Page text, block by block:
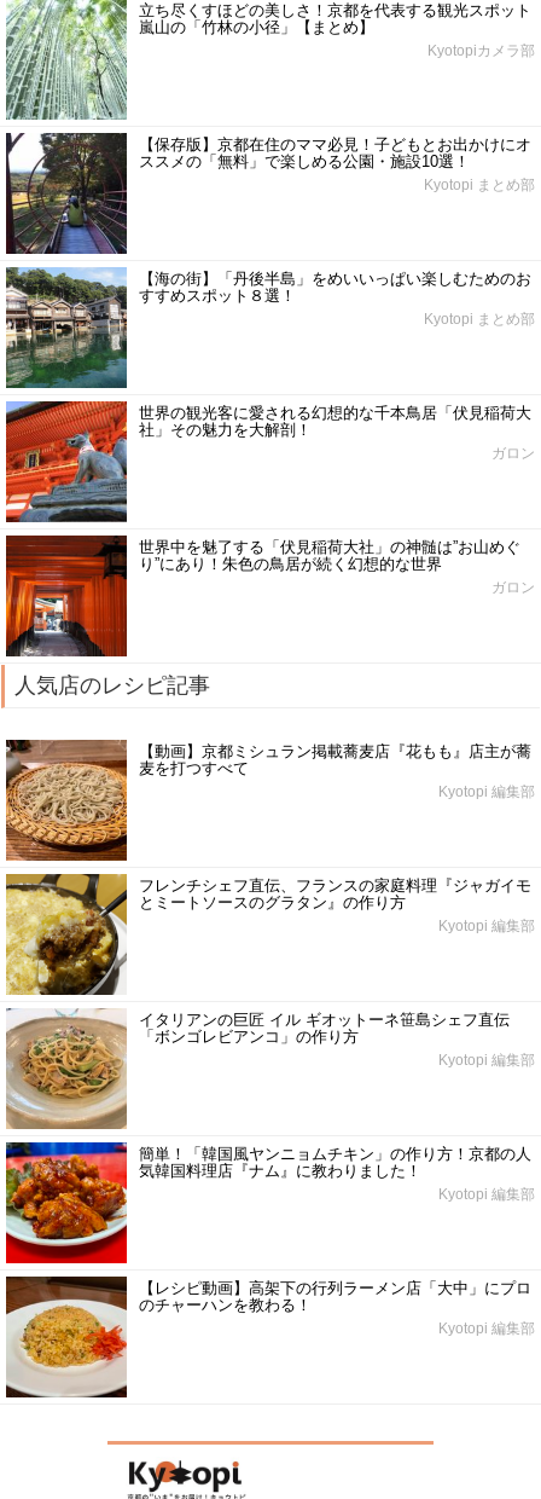
立ち尽くすほどの美しさ！京都を代表する観光スポット
嵐山の「竹林の小径」【まとめ】
Kyotopiカメラ部
【保存版】京都在住のママ必見！子どもとお出かけにオ
ススメの「無料」で楽しめる公園・施設10選！
Kyotopi まとめ部
【海の街】「丹後半島」をめいいっぱい楽しむためのお
すすめスポット８選！
Kyotopi まとめ部
世界の観光客に愛される幻想的な千本鳥居「伏見稲荷大
社」その魅力を大解剖！
ガロン
世界中を魅了する「伏見稲荷大社」の神髄は”お山めぐ
り”にあり！朱色の鳥居が続く幻想的な世界
ガロン
人気店のレシピ記事
【動画】京都ミシュラン掲載蕎麦店『花もも』店主が蕎
麦を打つすべて
Kyotopi 編集部
フレンチシェフ直伝、フランスの家庭料理『ジャガイモ
とミートソースのグラタン』の作り方
Kyotopi 編集部
イタリアンの巨匠 イル ギオットーネ笹島シェフ直伝
「ボンゴレビアンコ」の作り方
Kyotopi 編集部
簡単！「韓国風ヤンニョムチキン」の作り方！京都の人
気韓国料理店『ナム』に教わりました！
Kyotopi 編集部
【レシピ動画】高架下の行列ラーメン店「大中」にプロ
のチャーハンを教わる！
Kyotopi 編集部